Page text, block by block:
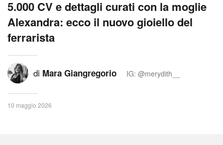
5.000 CV e dettagli curati con la moglie
Alexandra: ecco il nuovo gioiello del
ferrarista
di Mara Giangregorio IG: @merydith__
10 maggio 2026